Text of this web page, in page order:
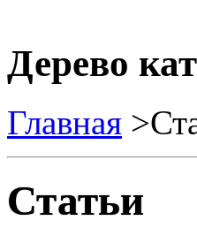
Дерево
Главная
Статьи